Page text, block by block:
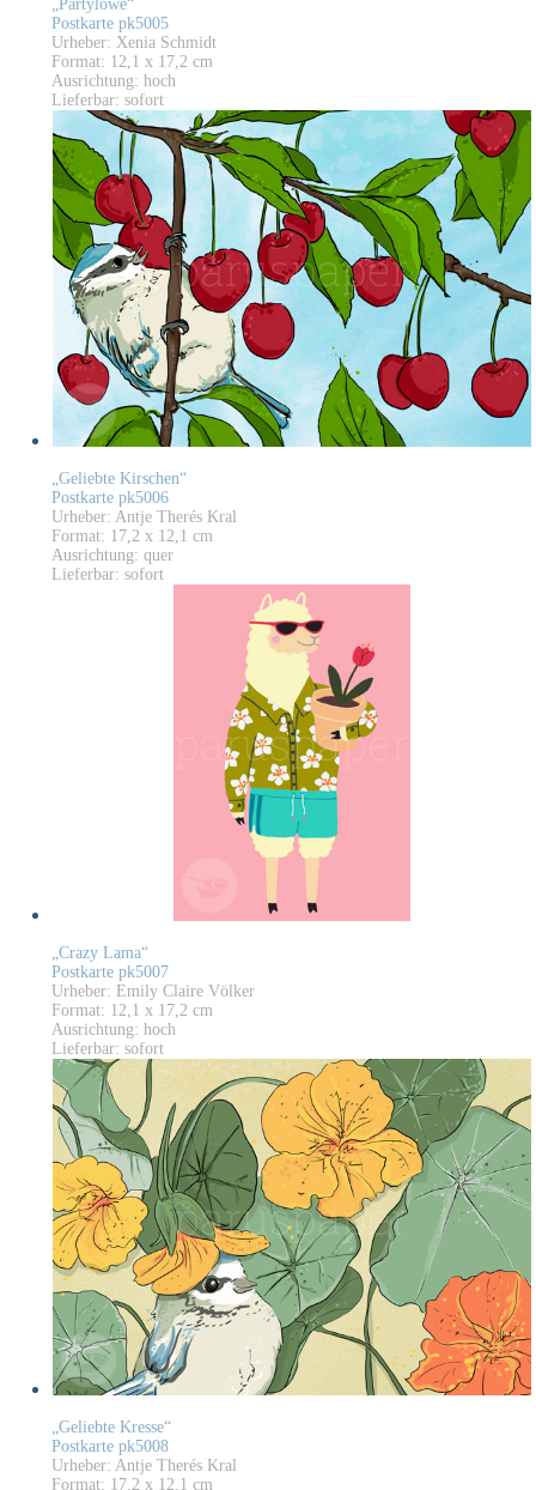
„Partylöwe“
Postkarte pk5005
Urheber: Xenia Schmidt
Format: 12,1 x 17,2 cm
Ausrichtung: hoch
Lieferbar: sofort
„Geliebte Kirschen“
Postkarte pk5006
Urheber: Antje Therés Kral
Format: 17,2 x 12,1 cm
Ausrichtung: quer
Lieferbar: sofort
„Crazy Lama“
Postkarte pk5007
Urheber: Emily Claire Völker
Format: 12,1 x 17,2 cm
Ausrichtung: hoch
Lieferbar: sofort
„Geliebte Kresse“
Postkarte pk5008
Urheber: Antje Therés Kral
Format: 17,2 x 12,1 cm